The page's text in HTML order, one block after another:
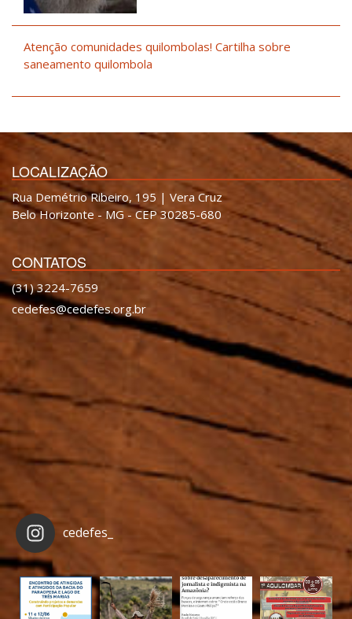
Atenção comunidades quilombolas! Cartilha sobre
saneamento quilombola
LOCALIZAÇÃO
Rua Demétrio Ribeiro, 195 | Vera Cruz
Belo Horizonte - MG - CEP 30285-680
CONTATOS
(31) 3224-7659
cedefes@cedefes.org.br
cedefes_